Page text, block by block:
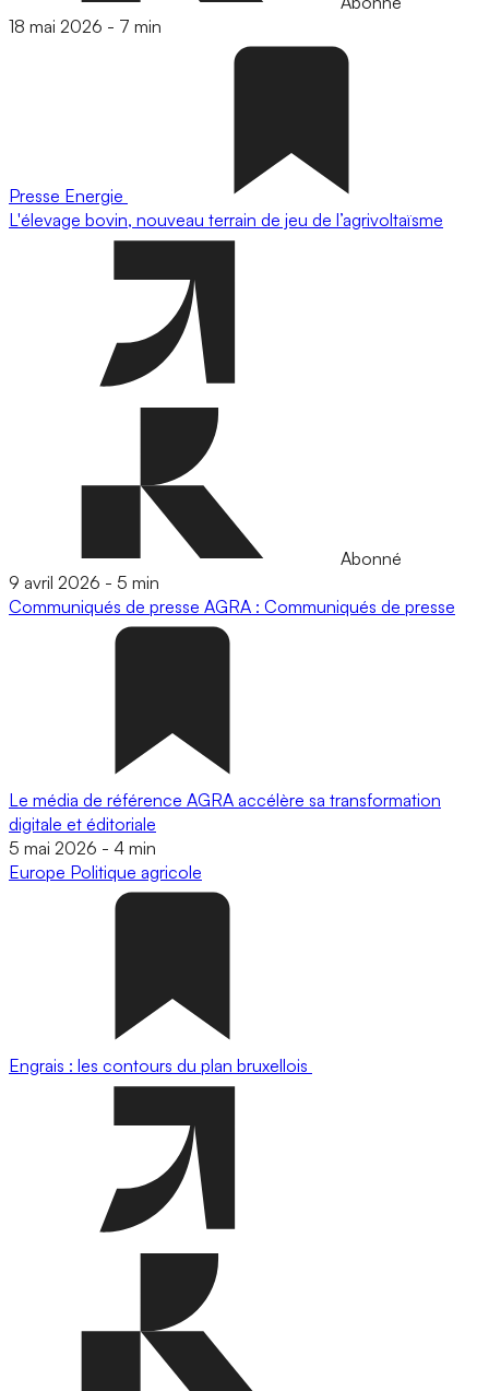
18 mai 2026 - 7 min
Presse Energie
L'élevage bovin, nouveau terrain de jeu de l’agrivoltaïsme
Abonné
9 avril 2026 - 5 min
Communiqués de presse AGRA : Communiqués de presse
Le média de référence AGRA accélère sa transformation
digitale et éditoriale
5 mai 2026 - 4 min
Europe Politique agricole
Engrais : les contours du plan bruxellois